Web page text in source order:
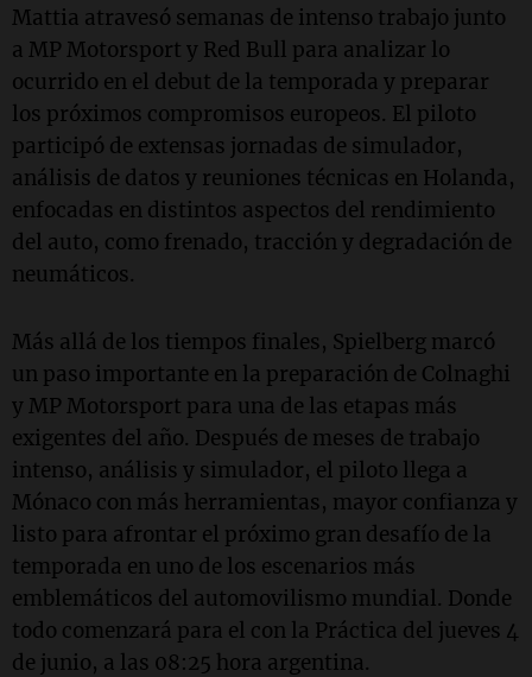
Mattia atravesó semanas de intenso trabajo junto
a MP Motorsport y Red Bull para analizar lo
ocurrido en el debut de la temporada y preparar
los próximos compromisos europeos. El piloto
participó de extensas jornadas de simulador,
análisis de datos y reuniones técnicas en Holanda,
enfocadas en distintos aspectos del rendimiento
del auto, como frenado, tracción y degradación de
neumáticos.
Más allá de los tiempos finales, Spielberg marcó
un paso importante en la preparación de Colnaghi
y MP Motorsport para una de las etapas más
exigentes del año. Después de meses de trabajo
intenso, análisis y simulador, el piloto llega a
Mónaco con más herramientas, mayor confianza y
listo para afrontar el próximo gran desafío de la
temporada en uno de los escenarios más
emblemáticos del automovilismo mundial. Donde
todo comenzará para el con la Práctica del jueves 4
de junio, a las 08:25 hora argentina.